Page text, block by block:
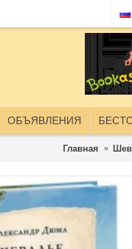
ОБЪЯВЛЕНИЯ
Главная